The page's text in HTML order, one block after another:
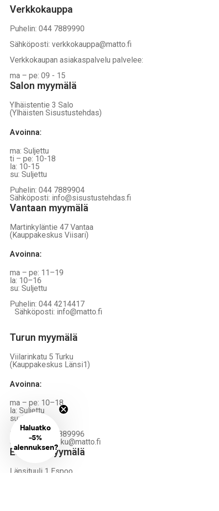
Verkkokauppa
Puhelin: 044 7889990
Sähköposti: verkkokauppa@matto.fi
Verkkokaupan asiakaspalvelu palvelee:
ma – pe: 09 - 15
Salon myymälä
Ylhäistentie 3 Salo
(Ylhäisten Sisustustehdas)
Avoinna:
ma: Suljettu
ti – pe: 10-18
la: 10-15
su: Suljettu
Puhelin: 044 7889904
Sähköposti: info@sisustustehdas.fi
Vantaan myymälä
Martinkyläntie 47 Vantaa
(Kauppakeskus Viisari)
Avoinna:
ma – pe: 11–19
la: 10–16
su: Suljettu
Puhelin: 044 4214417
Sähköposti: info@matto.fi
Turun myymälä
Viilarinkatu 5 Turku
(Kauppakeskus Länsi1)
Avoinna:
ma – pe: 10–18
la: Suljettu
su: Suljettu
Puhelin: 044 7889996
Sähköposti: turku@matto.fi
Espoon myymälä
Länsituuli 1 Espoo
Haluatko
-5%
alennuksen?